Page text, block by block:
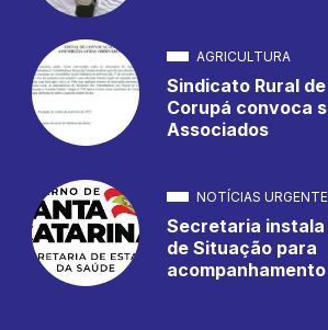
AGRICULTURA
Sindicato Rural de
Corupá convoca
Associados
NOTÍCIAS
Secretaria instala
de Situação para
acompanhamento